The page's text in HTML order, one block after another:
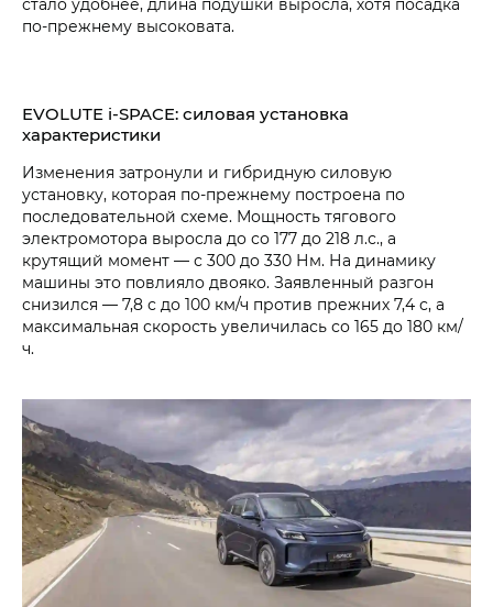
по-прежнему высоковата.
EVOLUTE i‑SPACE: силовая установка
характеристики
Изменения затронули и гибридную силовую
установку, которая по-прежнему построена по
последовательной схеме. Мощность тягового
электромотора выросла до со 177 до 218 л.с., а
крутящий момент — с 300 до 330 Нм. На динамику
машины это повлияло двояко. Заявленный разгон
снизился — 7,8 с до 100 км/ч против прежних 7,4 с, а
максимальная скорость увеличилась со 165 до 180 км/
ч.